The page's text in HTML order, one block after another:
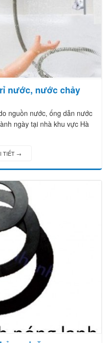
nước, nước chảy
nguồn nước, ống dẫn nước
ngày tại nhà khu vực Hà
TIẾT →